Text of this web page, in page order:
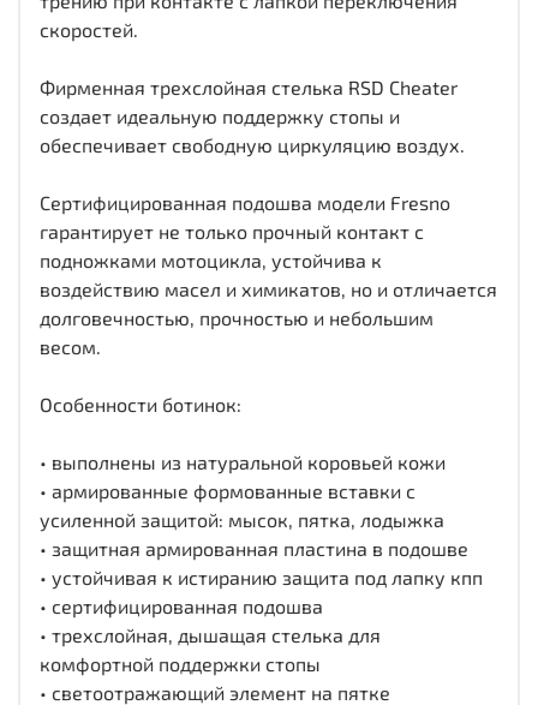
скоростей.
Фирменная трехслойная стелька RSD Cheater
создает идеальную поддержку стопы и
обеспечивает свободную циркуляцию воздух.
Сертифицированная подошва модели Fresno
гарантирует не только прочный контакт с
подножками мотоцикла, устойчива к
воздействию масел и химикатов, но и отличается
долговечностью, прочностью и небольшим
весом.
Особенности ботинок:
• выполнены из натуральной коровьей кожи
• армированные формованные вставки с
усиленной защитой: мысок, пятка, лодыжка
• защитная армированная пластина в подошве
• устойчивая к истиранию защита под лапку кпп
• сертифицированная подошва
• трехслойная, дышащая стелька для
комфортной поддержки стопы
• светоотражающий элемент на пятке